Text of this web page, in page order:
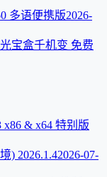
多语便携版2026-
宝盒千机变 免费
x86 & x64 特别版
) 2026.1.42026-07-